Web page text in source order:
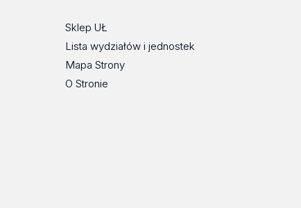
Sklep UŁ
Lista wydziałów i jednostek
Mapa Strony
O Stronie